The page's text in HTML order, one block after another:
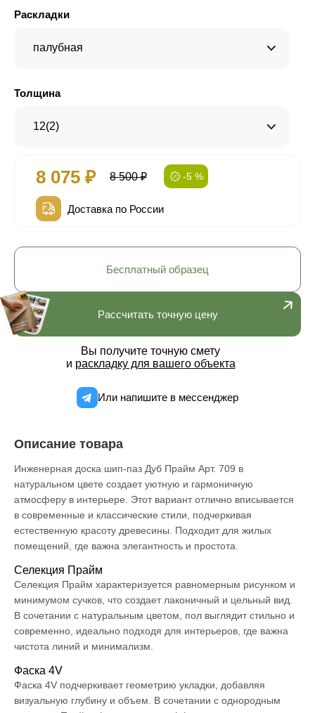
Раскладки
палубная
Толщина
12(2)
8 075 ₽ 8 500 ₽ -5 %
Доставка по России
Рассчитать точную цену
Вы получите точную смету
и раскладку для вашего объекта
Или напишите в мессенджер
Бесплатный образец
Описание товара
Инженерная доска шип-паз Дуб Прайм Арт. 709 в
натуральном цвете создает уютную и гармоничную
атмосферу в интерьере. Этот вариант отлично вписывается
в современные и классические стили, подчеркивая
естественную красоту древесины. Подходит для жилых
помещений, где важна элегантность и простота.
Селекция Прайм
Селекция Прайм характеризуется равномерным рисунком и
минимумом сучков, что создает лаконичный и цельный вид.
В сочетании с натуральным цветом, пол выглядит стильно и
современно, идеально подходя для интерьеров, где важна
чистота линий и минимализм.
Фаска 4V
Фаска 4V подчеркивает геометрию укладки, добавляя
визуальную глубину и объем. В сочетании с однородным